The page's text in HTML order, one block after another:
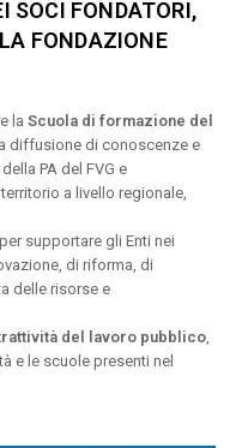
SOCI FONDATORI,
FONDAZIONE
laScuola di formazione del
diffusione di conoscenze e
PA del FVG e
a livello regionale,
per supportare gli Enti nei
di riforma, di
delle risorse e
del lavoro pubblico,
e le scuole presenti nel